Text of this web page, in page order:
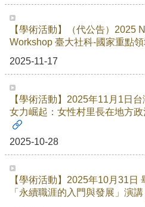
【學術活動】（代公告）2025
Workshop 臺大社科-國家重點
2025-11-17
【學術活動】2025年11月1日
女力崛起：女性村里長在地方
2025-10-28
【學術活動】2025年10月31日
「永續職涯的入門與發展」演講